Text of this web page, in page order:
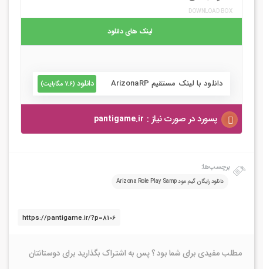
پسورد در صورت نیاز :
258مطلب منتشر شده
بتونیم جامعه گیمینگ ایران رو روز به روز پیشرفت بدیم. بیش